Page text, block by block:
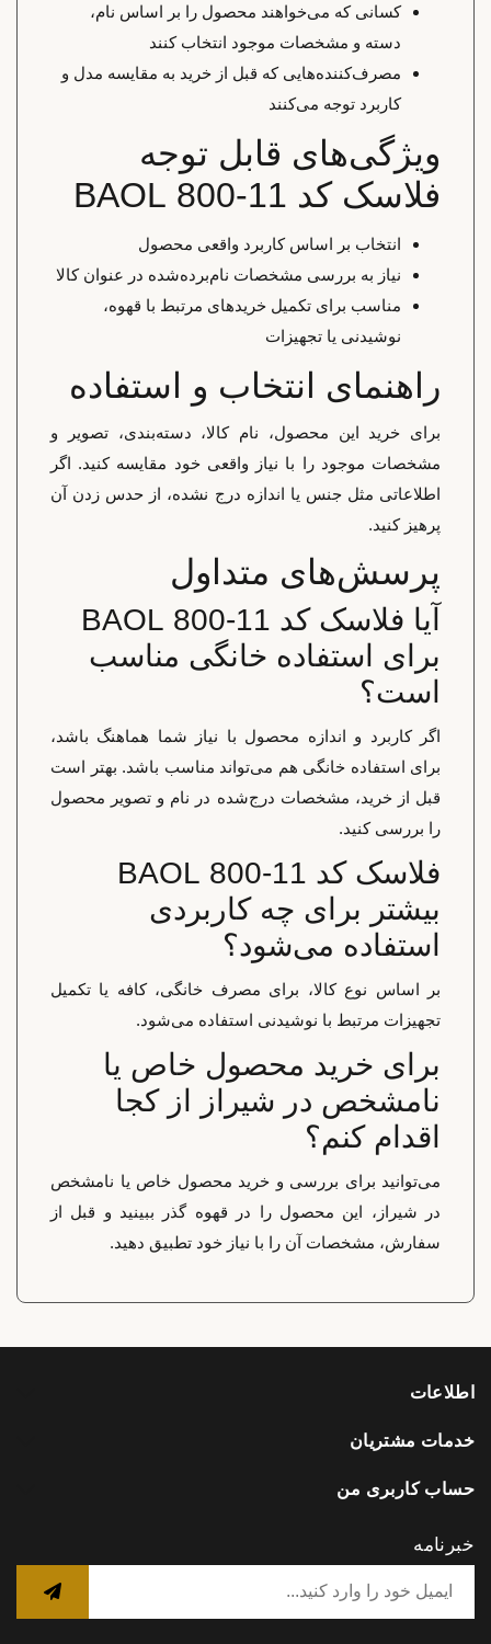
کسانی که می‌خواهند محصول را بر اساس نام،
دسته و مشخصات موجود انتخاب کنند
مصرف‌کننده‌هایی که قبل از خرید به مقایسه مدل و
کاربرد توجه می‌کنند
ویژگی‌های قابل توجه
فلاسک کد 11-800 BAOL
انتخاب بر اساس کاربرد واقعی محصول
نیاز به بررسی مشخصات نام‌برده‌شده در عنوان کالا
مناسب برای تکمیل خریدهای مرتبط با قهوه،
نوشیدنی یا تجهیزات
راهنمای انتخاب و استفاده
برای خرید این محصول، نام کالا، دسته‌بندی، تصویر و
مشخصات موجود را با نیاز واقعی خود مقایسه کنید. اگر
اطلاعاتی مثل جنس یا اندازه درج نشده، از حدس زدن آن
پرهیز کنید.
پرسش‌های متداول
آیا فلاسک کد 11-800 BAOL
برای استفاده خانگی مناسب
است؟
اگر کاربرد و اندازه محصول با نیاز شما هماهنگ باشد،
برای استفاده خانگی هم می‌تواند مناسب باشد. بهتر است
قبل از خرید، مشخصات درج‌شده در نام و تصویر محصول
را بررسی کنید.
فلاسک کد 11-800 BAOL
بیشتر برای چه کاربردی
استفاده می‌شود؟
بر اساس نوع کالا، برای مصرف خانگی، کافه یا تکمیل
تجهیزات مرتبط با نوشیدنی استفاده می‌شود.
برای خرید محصول خاص یا
نامشخص در شیراز از کجا
اقدام کنم؟
می‌توانید برای بررسی و خرید محصول خاص یا نامشخص
در شیراز، این محصول را در قهوه گذر ببینید و قبل از
سفارش، مشخصات آن را با نیاز خود تطبیق دهید.
اطلاعات
خدمات مشتریان
حساب کاربری من
خبرنامه